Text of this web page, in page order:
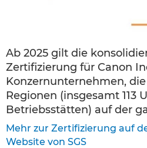
Ab 2025 gilt die
Zertifizierung für Canon
Konzernunternehmen,
Regionen (insgesamt 113
Betriebsstätten) auf der
Mehr zur Zertifizierung auf
Website von SGS